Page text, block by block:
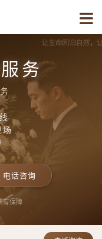
务
场
电话咨询
有保障